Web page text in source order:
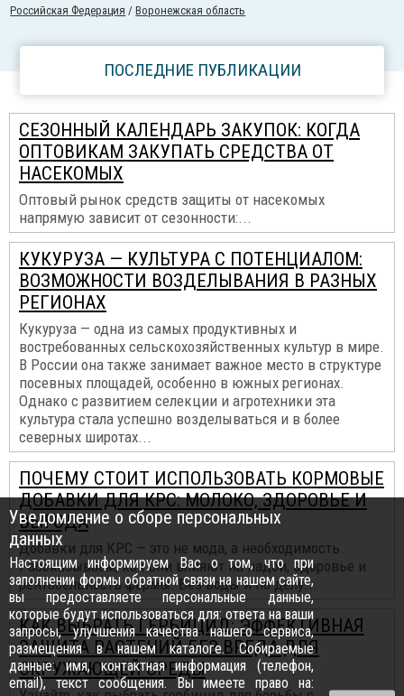
Российcкая Федерация /Воронежская область
ПОСЛЕДНИЕ ПУБЛИКАЦИИ
СЕЗОННЫЙ КАЛЕНДАРЬ ЗАКУПОК: КОГДА
ОПТОВИКАМ ЗАКУПАТЬ СРЕДСТВА ОТ
НАСЕКОМЫХ
Оптовый рынок средств защиты от насекомых
напрямую зависит от сезонности:...
КУКУРУЗА — КУЛЬТУРА С ПОТЕНЦИАЛОМ:
ВОЗМОЖНОСТИ ВОЗДЕЛЫВАНИЯ В РАЗНЫХ
РЕГИОНАХ
Кукуруза — одна из самых продуктивных и
востребованных сельскохозяйственных культур в мире.
В России она также занимает важное место в структуре
посевных площадей, особенно в южных регионах.
Однако с развитием селекции и агротехники эта
культура стала успешно возделываться и в более
северных широтах...
ПОЧЕМУ СТОИТ ИСПОЛЬЗОВАТЬ КОРМОВЫЕ
ДОБАВКИ ДЛЯ КРС: МОЛОКО, ЗДОРОВЬЕ И
ВЫГОДА
Добавки для КРС — это не мода, а необходимость.
Рассказываем, как они влияют на надои, здоровье и
рентабельность фермы. Без воды и по делу...
КАК ВЫБРАТЬ ГЕРБИЦИД: ЭФФЕКТИВНАЯ
ЗАЩИТА РАСТЕНИЙ БЕЗ ВРЕДА ДЛЯ
ОКРУЖАЮЩЕЙ СРЕДЫ
Уведомление о сборе персональных
данных
Настоящим информируем Вас о том, что при
заполнении формы обратной связи на нашем сайте,
вы предоставляете персональные данные,
которые будут использоваться для: ответа на ваши
запросы, улучшения качества нашего сервиса,
размещения в нашем каталоге. Собираемые
данные: имя, контактная информация (телефон,
email), текст сообщения. Вы имеете право на: